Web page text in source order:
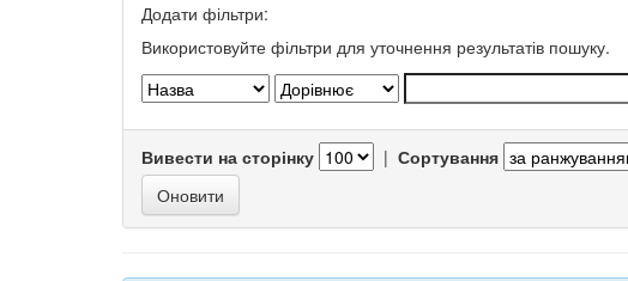
Додати фільтри:
Використовуйте фільтри для уточнення результатів пошуку.
Вивести на сторінку | Сортування